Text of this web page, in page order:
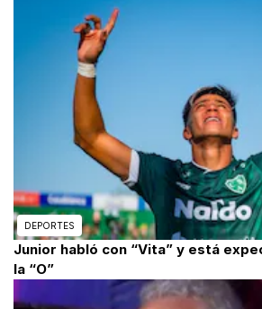
DEPORTES
Junior habló con “Vita” y está
la “O”